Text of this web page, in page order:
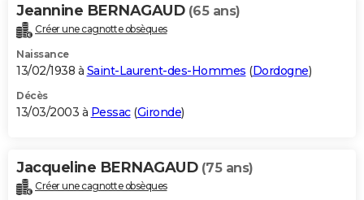
Jeannine BERNAGAUD (65 ans)
Créer une cagnotte obsèques
Naissance
13/02/1938 à Saint-Laurent-des-Hommes (Dordogne)
Décès
13/03/2003 à Pessac(Gironde)
Jacqueline BERNAGAUD (75 ans)
Créer une cagnotte obsèques